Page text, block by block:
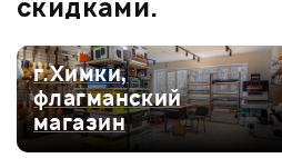
Мой отзыв о товаре
Ваша оценка:
скидками.
г.Химки,
флагманский
магазин